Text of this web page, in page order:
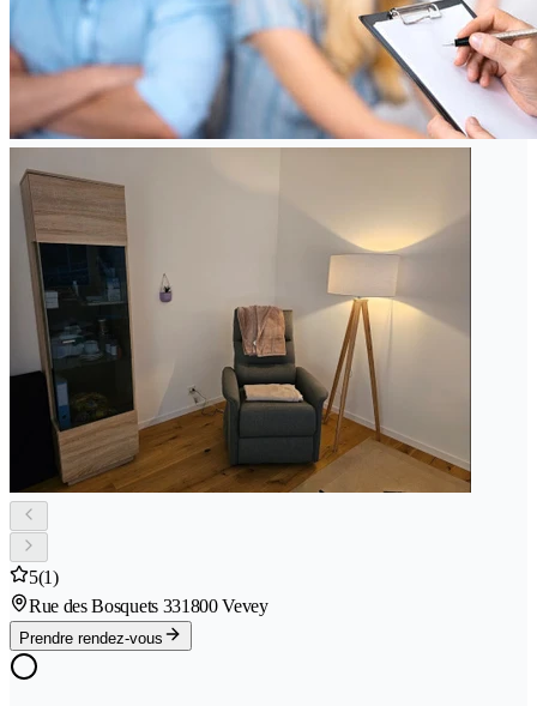
5(1)
Rue des Bosquets 331800 Vevey
Prendre rendez-vous